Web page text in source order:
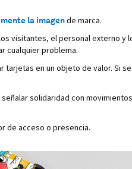
la imagende marca.
visitantes, el personal externo y
cualquier problema.
en un objeto de valor. Si
solidaridad con movimientos
de acceso o presencia.